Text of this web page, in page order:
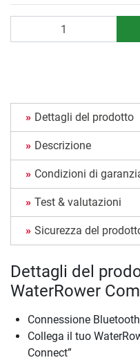
Dettagli del prodotto
Descrizione
Condizioni di
Test & valutazioni
Sicurezza del
Dettagli del
WaterRower
Connessione
Collega il tuo
Connect”